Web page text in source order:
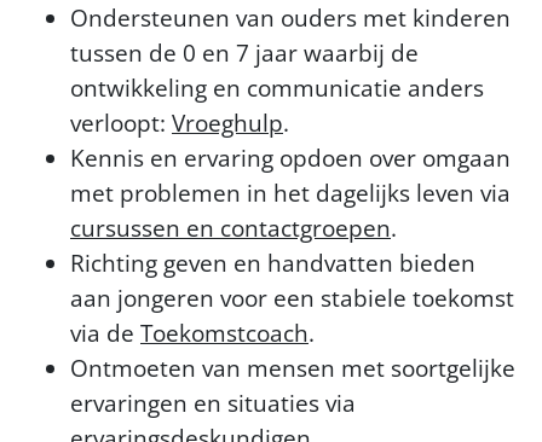
Ondersteunen van ouders met kinderen
tussen de 0 en 7 jaar waarbij de
ontwikkeling en communicatie anders
verloopt: Vroeghulp.
Kennis en ervaring opdoen over omgaan
met problemen in het dagelijks leven via
cursussen en contactgroepen.
Richting geven en handvatten bieden
aan jongeren voor een stabiele toekomst
via de Toekomstcoach.
Ontmoeten van mensen met soortgelijke
ervaringen en situaties via